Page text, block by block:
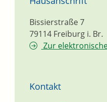
Bissierstraße 7
79114 Freiburg i. Br.
Zur
Kontakt